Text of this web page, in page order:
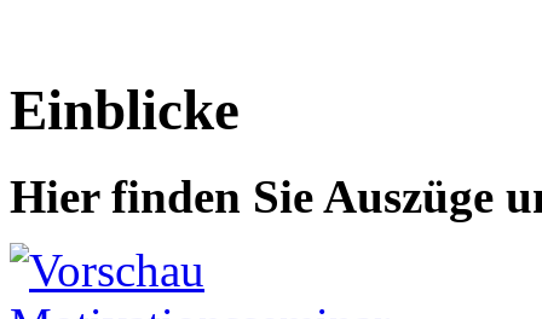
Einblicke
Hier finden Sie Auszüge